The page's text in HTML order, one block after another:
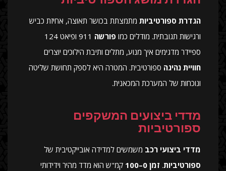
הגדרת ספורטיביות מתמצתת בכושר תאוצה, אחיזת כביש
ורגישות תגובתית. מודלים כמו פורשה
911 ופיאט 124
ספיידר מדגימים איך מנוע, מתלים ותיבת הילוכים יוצרים
חוויית נהיגה ספורטיבית. המטרה היא לספק תחושת שליטה
ונוכחות של המערכת המכאנית.
מדדי ביצועים המשקפים
ספורטיביות
מדדי ביצועי רכב משמשים למדידה אובייקטיבית של
ספורטיביות. זמן 0–100
קמ"ש הוא מדד מהיר וידידותי